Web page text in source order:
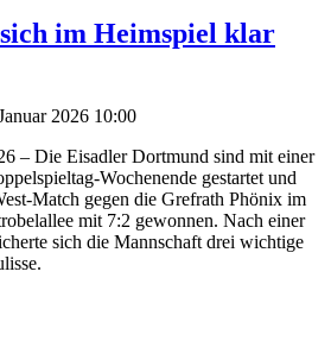
im Heimspiel klar
2026 10:00
– Die Eisadler Dortmund sind mit einer
Wochenende gestartet und
Match gegen die Grefrath Phönix im
mit 7:2 gewonnen. Nach einer
sich die Mannschaft drei wichtige